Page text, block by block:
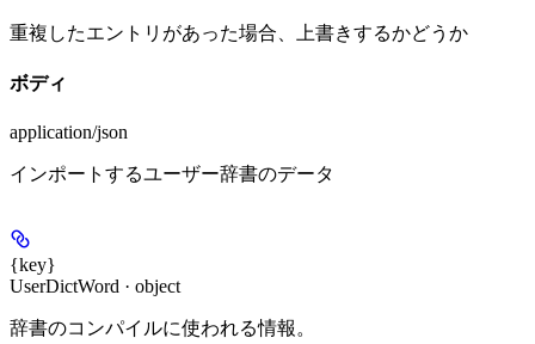
重複したエントリがあった場合、上書きするかどうか
ボディ
application/json
インポートするユーザー辞書のデータ
{key}
UserDictWord · object
辞書のコンパイルに使われる情報。